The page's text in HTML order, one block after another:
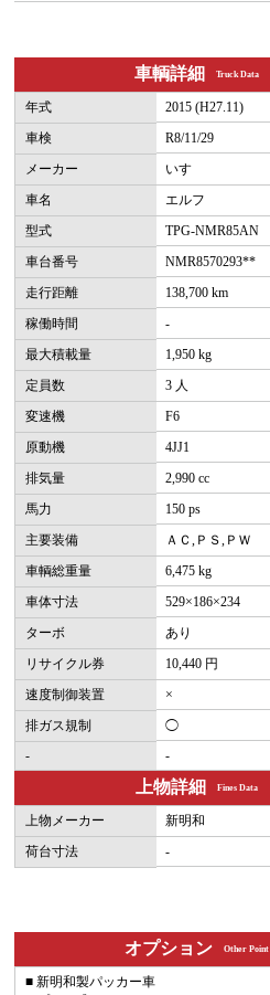
車輌詳細 Truck Data
年式
2015 (H27.11)
車検
R8/11/29
メーカー
いすゞ
車名
エルフ
型式
TPG-NMR85AN
車台番号
NMR8570293**
走行距離
138,700 km
稼働時間
-
最大積載量
1,950 kg
定員数
3 人
変速機
F6
原動機
4JJ1
排気量
2,990 cc
馬力
150 ps
主要装備
ＡＣ,ＰＳ,ＰＷ
車輌総重量
6,475 kg
車体寸法
529×186×234
ターボ
あり
リサイクル券
10,440 円
速度制御装置
×
排ガス規制
◯
-
-
上物詳細 Fines Data
上物メーカー
新明和
荷台寸法
-
オプション Other Point
■ 新明和製パッカー車